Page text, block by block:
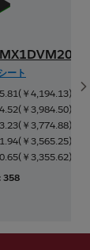
ート
(￥4,194.13)
(￥3,984.50)
(￥3,774.88)
(￥3,565.25)
(￥3,355.62)
358